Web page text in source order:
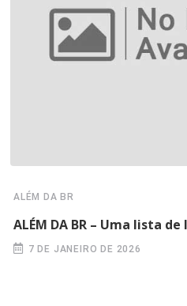
ALÉM DA BR
ALÉM DA BR – Uma lista
7 DE JANEIRO DE 2026